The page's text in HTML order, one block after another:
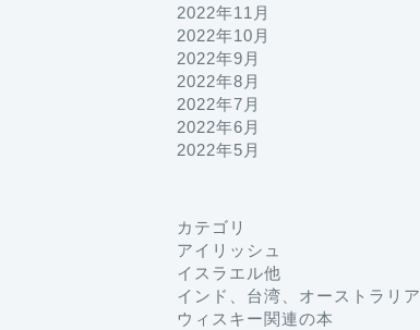
2022年11月
2022年10月
2022年9月
2022年8月
2022年7月
2022年6月
2022年5月
カテゴリ
アイリッシュ
イスラエル他
インド、台湾、オーストラリア
ウィスキー関連の本